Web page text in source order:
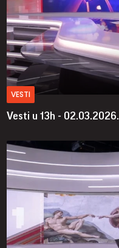
VESTI
Vesti u 13h - 02.03.2026.